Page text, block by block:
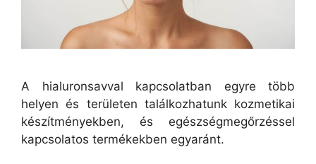
A hialuronsavval kapcsolatban egyre több
helyen és területen találkozhatunk kozmetikai
készítményekben, és egészségmegőrzéssel
kapcsolatos termékekben egyaránt.